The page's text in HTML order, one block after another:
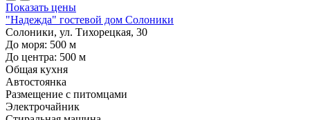
Показать цены
"Надежда" гостевой дом Солоники
Солоники, ул. Тихорецкая, 30
До моря: 500 м
До центра: 500 м
Общая кухня
Автостоянка
Размещение с питомцами
Электрочайник